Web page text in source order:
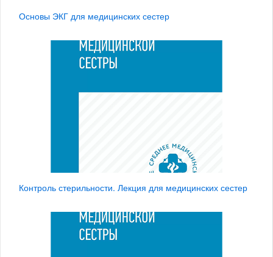
Основы ЭКГ для медицинских сестер
Контроль стерильности. Лекция для медицинских сестер